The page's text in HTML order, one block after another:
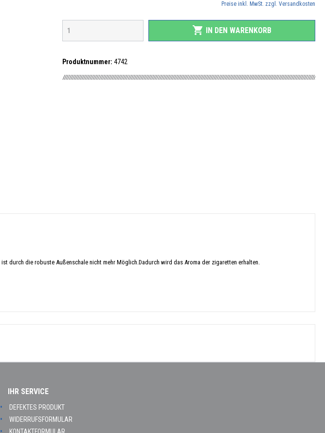
Preise inkl. MwSt. zzgl. Versandkosten
shopping_cart IN DEN WARENKORB
Produktnummer: 4742
durch die robuste Außenschale nicht mehr Möglich.Dadurch wird das Aroma der zigaretten erhalten.
IHR SERVICE
DEFEKTES PRODUKT
WIDERRUFSFORMULAR